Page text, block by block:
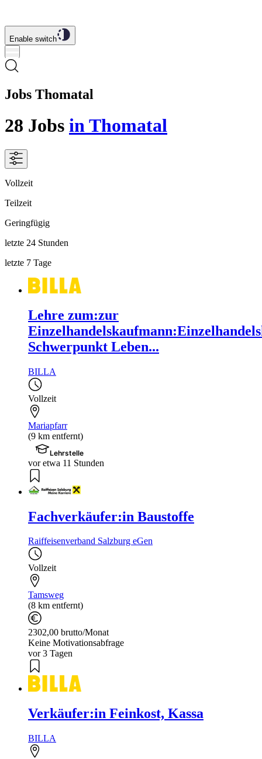
Enable switch
Jobs Thomatal
28 Jobs in Thomatal
Vollzeit
Teilzeit
Geringfügig
letzte 24 Stunden
letzte 7 Tage
Lehre zum:zur
Schwerpunkt Leben...
BILLA
Vollzeit
Mariapfarr
(9 km entfernt)
Lehrstelle
vor etwa 11 Stunden
Fachverkäufer:in Baustoffe
Raiffeisenverband Salzburg eGen
Vollzeit
Tamsweg
(8 km entfernt)
2302,00 brutto/Monat
Keine Motivationsabfrage
vor 3 Tagen
Verkäufer:in Feinkost, Kassa
BILLA